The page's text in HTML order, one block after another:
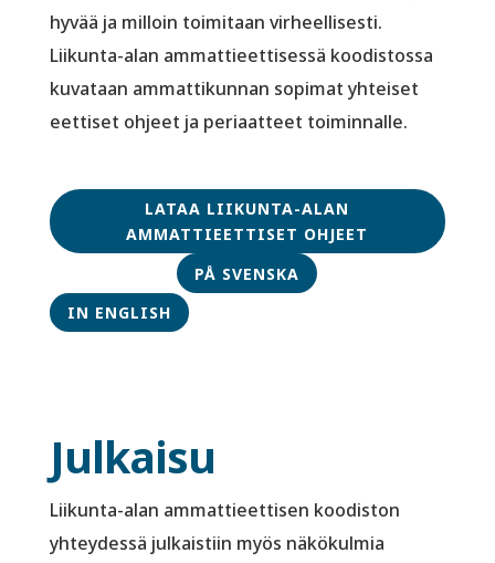
hyvää ja milloin toimitaan virheellisesti.
Liikunta-alan ammattieettisessä koodistossa
kuvataan ammattikunnan sopimat yhteiset
eettiset ohjeet ja periaatteet toiminnalle.
LATAA LIIKUNTA-ALAN
AMMATTIEETTISET OHJEET
PÅ SVENSKA
IN ENGLISH
Julkaisu
Liikunta-alan ammattieettisen koodiston
yhteydessä julkaistiin myös näkökulmia